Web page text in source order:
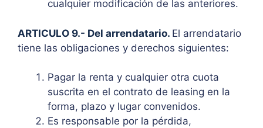
cualquier modificación de las anteriores.
ARTICULO 9.- Del arrendatario. El arrendatario
tiene las obligaciones y derechos siguientes:
Pagar la renta y cualquier otra cuota
suscrita en el contrato de leasing en la
forma, plazo y lugar convenidos.
Es responsable por la pérdida,